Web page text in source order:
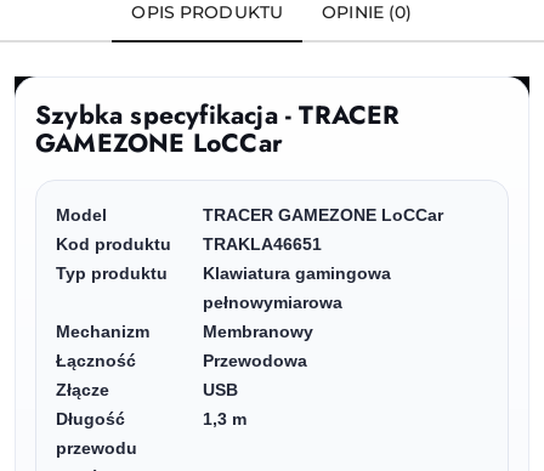
OPIS PRODUKTU OPINIE (0)
Szybka specyfikacja - TRACER
GAMEZONE LoCCar
Model
TRACER GAMEZONE LoCCar
Kod produktu
TRAKLA46651
Typ produktu
Klawiatura gamingowa
pełnowymiarowa
Mechanizm
Membranowy
Łączność
Przewodowa
Złącze
USB
Długość
przewodu
1,3 m